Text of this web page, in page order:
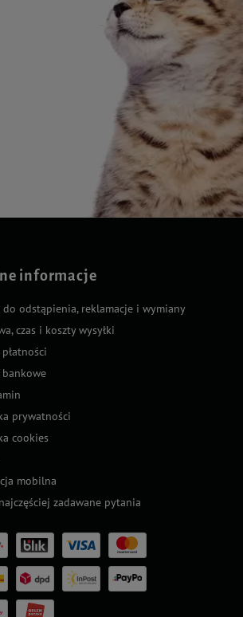
informacje
do odstąpienia, reklamacje i wymiany
czas i koszty wysyłki
prywatności
cookies
mobilna
zadawane pytania